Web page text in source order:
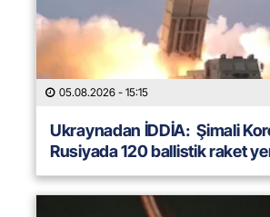
05.08.2026 - 15:15
Ukraynadan İDDİA: Şimali
Rusiyada 120 ballistik raket